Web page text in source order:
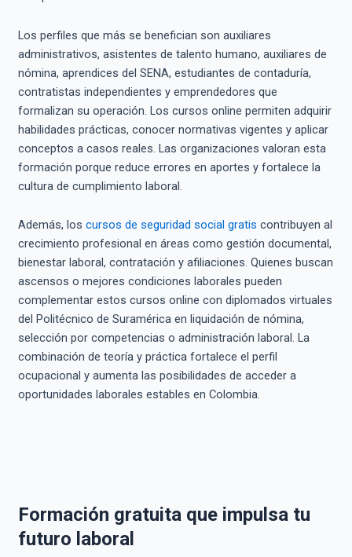
Los perfiles que más se benefician son auxiliares
administrativos, asistentes de talento humano, auxiliares de
nómina, aprendices del SENA, estudiantes de contaduría,
contratistas independientes y emprendedores que
formalizan su operación. Los cursos online permiten adquirir
habilidades prácticas, conocer normativas vigentes y aplicar
conceptos a casos reales. Las organizaciones valoran esta
formación porque reduce errores en aportes y fortalece la
cultura de cumplimiento laboral.
Además, los cursos de seguridad social gratis contribuyen al
crecimiento profesional en áreas como gestión documental,
bienestar laboral, contratación y afiliaciones. Quienes buscan
ascensos o mejores condiciones laborales pueden
complementar estos cursos online con diplomados virtuales
del Politécnico de Suramérica en liquidación de nómina,
selección por competencias o administración laboral. La
combinación de teoría y práctica fortalece el perfil
ocupacional y aumenta las posibilidades de acceder a
oportunidades laborales estables en Colombia.
Formación gratuita que impulsa tu
futuro laboral